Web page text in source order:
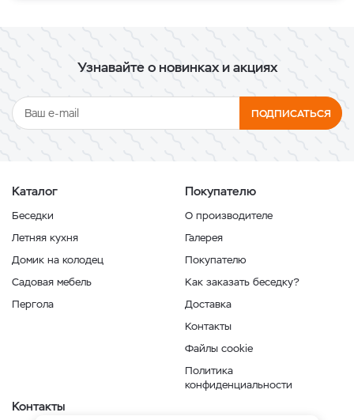
Узнавайте о новинках и акциях
ПОДПИСАТЬСЯ
Каталог
Беседки
Летняя кухня
Домик на колодец
Садовая мебель
Пергола
Покупателю
О производителе
Галерея
Покупателю
Как заказать беседку?
Доставка
Контакты
Файлы cookie
Политика
конфиденциальности
Контакты